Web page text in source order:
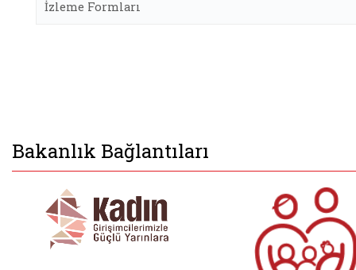
İzleme Formları
Bakanlık Bağlantıları